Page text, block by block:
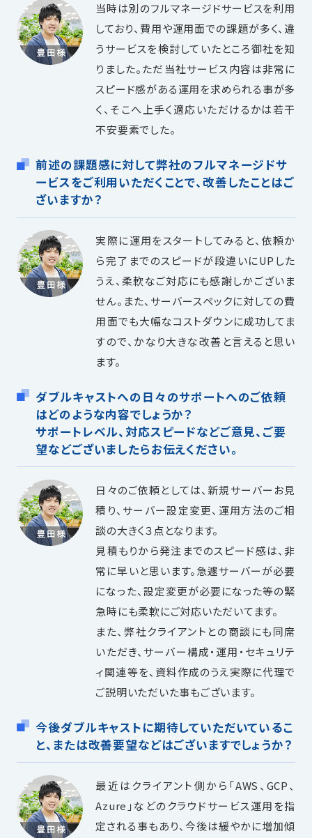
当時は別のフルマネージドサービスを利用
しており、費用や運用面での課題が多く、違
うサービスを検討していたところ御社を知
りました。ただ当社サービス内容は非常に
スピード感がある運用を求められる事が多
く、そこへ上手く適応いただけるかは若干
不安要素でした。
前述の課題感に対して弊社のフルマネージドサ
ービスをご利用いただくことで、改善したことはご
ざいますか？
実際に運用をスタートしてみると、依頼か
ら完了までのスピードが段違いにUPした
うえ、柔軟なご対応にも感謝しかございま
せん。また、サーバースペックに対しての費
用面でも大幅なコストダウンに成功してま
すので、かなり大きな改善と言えると思い
ます。
ダブルキャストへの日々のサポートへのご依頼
はどのような内容でしょうか？
サポートレベル、対応スピードなどご意見、ご要
望などございましたらお伝えください。
日々のご依頼としては、新規サーバーお見
積り、サーバー設定変更、運用方法のご相
談の大きく３点となります。
見積もりから発注までのスピード感は、非
常に早いと思います。急遽サーバーが必要
になった、設定変更が必要になった等の緊
急時にも柔軟にご対応いただいてます。
また、弊社クライアントとの商談にも同席
いただき、サーバー構成・運用・セキュリテ
ィ関連等を、資料作成のうえ実際に代理で
ご説明いただいた事もございます。
今後ダブルキャストに期待していただいているこ
と、または改善要望などはございますでしょうか？
最近はクライアント側から「AWS、GCP、
Azure」などのクラウドサービス運用を指
定される事もあり、今後は緩やかに増加傾